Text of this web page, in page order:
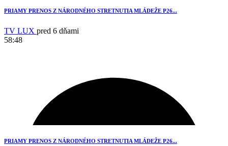
1
3
PRIAMY PRENOS Z NÁRODNÉHO STRETNUTIA MLÁDEŽE P26...
TV LUX pred 6 dňami
58:48
PRIAMY PRENOS Z NÁRODNÉHO STRETNUTIA MLÁDEŽE P26...